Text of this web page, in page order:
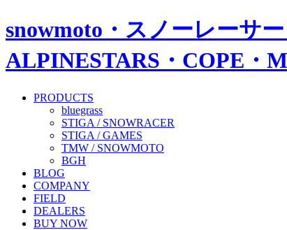
snowmoto・スノーレーサ
ALPINESTARS・COPE・
PRODUCTS
bluegrass
STIGA / SNOWRACER
STIGA / GAMES
TMW / SNOWMOTO
BGH
BLOG
COMPANY
FIELD
DEALERS
BUY NOW